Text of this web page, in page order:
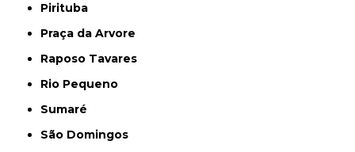
Pirituba
Praça da Arvore
Raposo Tavares
Rio Pequeno
Sumaré
São Domingos